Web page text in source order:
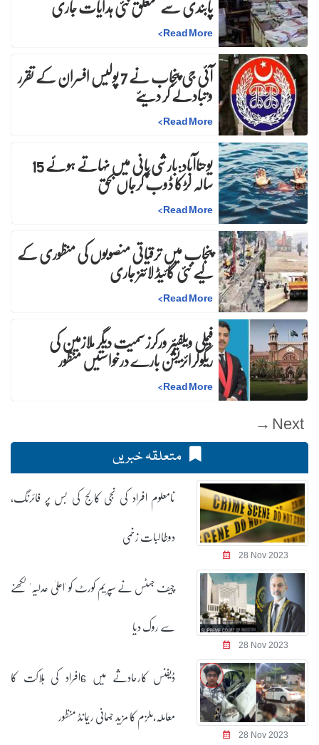
Read More
>
آئی جی پنجاب نے 7 پولیس افسران کے تقرر و تبادلے کر دیئے
Read More
>
یوحناآباد:بارشی پانی میں نہاتے ہوئے 15 سالہ لڑکا ڈوب کرجاں بحق
Read More
>
پنجاب میں ترقیاتی منصوبوں کی منظوری کے
لیے نئی گائیڈ لائنز جاری
Read More
>
فیملی ویلفیئر ورکرز سمیت دیگر ملازمین کی
ریگولرائزیشن بارے درخواستیں منظور
Read More
>
Next →
متعلقہ خبریں
28 Nov 2023
نامعلوم افراد کی نجی کالج کی بس پر فائرنگ،
دوطالبات زخمی
28 Nov 2023
چیف جسٹس نے سپریم کورٹ کو 'اعلیٰ عدلیہ' لکھنے
سے روک دیا
28 Nov 2023
ڈیفنس کارحادثے میں 6افراد کی ہلاکت کا
معاملہ،ملزم کا مزید جسمانی ریمانڈ منظور